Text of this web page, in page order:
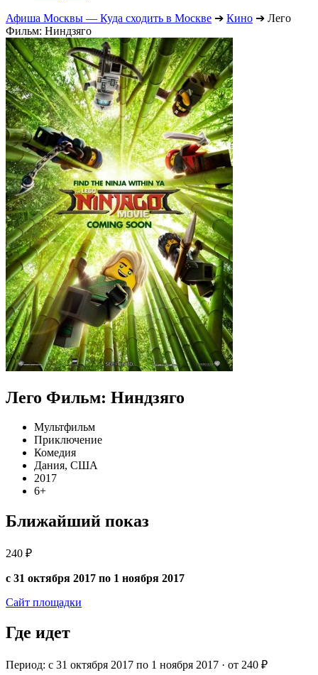
Афиша Москвы — Куда сходить в Москве ➔ Кино ➔ Лего
Фильм: Ниндзяго
Лего Фильм: Ниндзяго
Мультфильм
Приключение
Комедия
Дания, США
2017
6+
Ближайший показ
240 ₽
с 31 октября 2017 по 1 ноября 2017
Сайт площадки
Где идет
Период: с 31 октября 2017 по 1 ноября 2017 · от 240 ₽